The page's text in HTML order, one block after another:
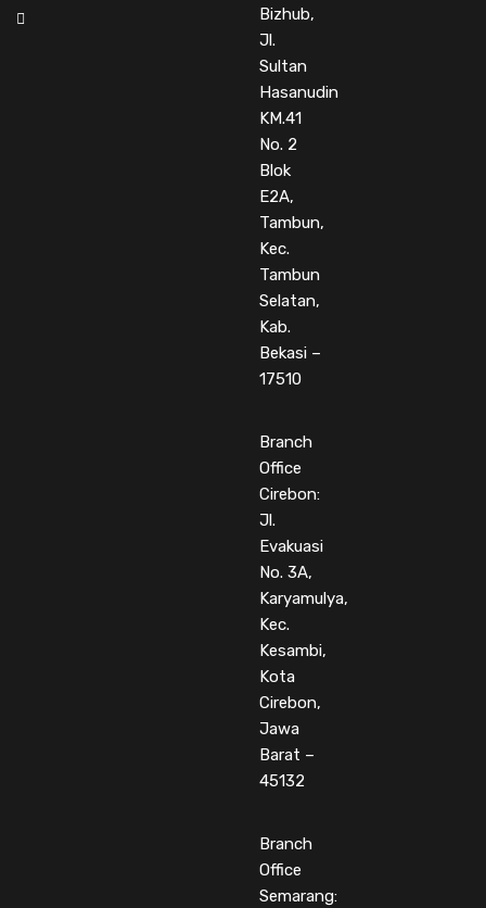
Bizhub,
Jl.
Sultan
Hasanudin
KM.41
No. 2
Blok
E2A,
Tambun,
Kec.
Tambun
Selatan,
Kab.
Bekasi –
17510
Branch
Office
Cirebon:
Jl.
Evakuasi
No. 3A,
Karyamulya,
Kec.
Kesambi,
Kota
Cirebon,
Jawa
Barat –
45132
Branch
Office
Semarang: